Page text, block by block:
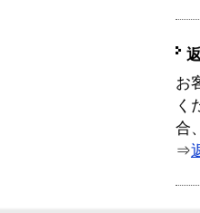
お
く
合
⇒